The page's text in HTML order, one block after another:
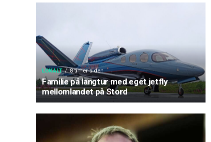
LOKALT 8 timer siden
Familie på langtur med eget jetfly
mellomlandet på Stord